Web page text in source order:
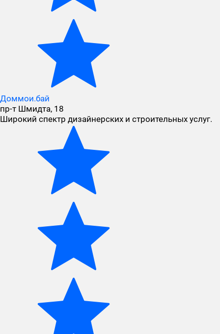
Доммои.бай
пр-т Шмидта, 18
Широкий спектр дизайнерских и строительных услуг.